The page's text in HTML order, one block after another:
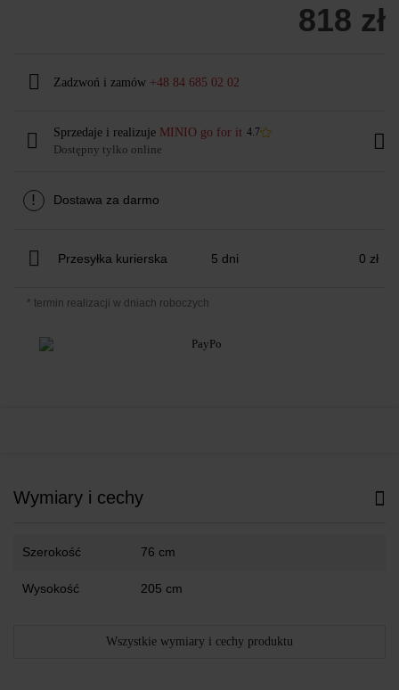
818 zł
Zadzwoń i zamów +48 84 685 02 02
Sprzedaje i realizuje MINIO go for it 4.7
Dostępny tylko online
! Dostawa za darmo
Przesyłka kurierska 5 dni 0 zł
* termin realizacji w dniach roboczych
Wymiary i cechy
Szerokość 76 cm
Wysokość 205 cm
Wszystkie wymiary i cechy produktu